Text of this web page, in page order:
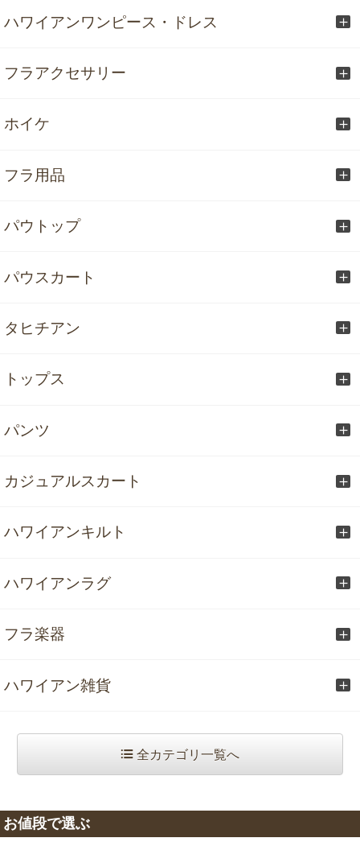
ハワイアンワンピース・ドレス
フラアクセサリー
ホイケ
フラ用品
パウトップ
パウスカート
タヒチアン
トップス
パンツ
カジュアルスカート
ハワイアンキルト
ハワイアンラグ
フラ楽器
ハワイアン雑貨
全カテゴリ一覧へ
お値段で選ぶ